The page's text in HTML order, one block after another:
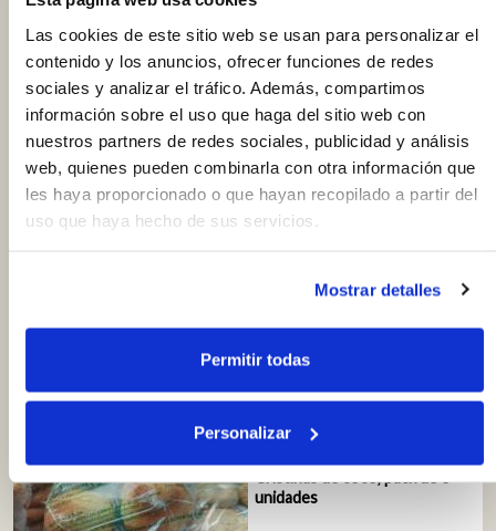
Las cookies de este sitio web se usan para personalizar el
contenido y los anuncios, ofrecer funciones de redes
sociales y analizar el tráfico. Además, compartimos
información sobre el uso que haga del sitio web con
nuestros partners de redes sociales, publicidad y análisis
web, quienes pueden combinarla con otra información que
les haya proporcionado o que hayan recopilado a partir del
uso que haya hecho de sus servicios.
Mostrar detalles
Permitir todas
Personalizar
4.50€ info
1.70€
4.00€
unidades